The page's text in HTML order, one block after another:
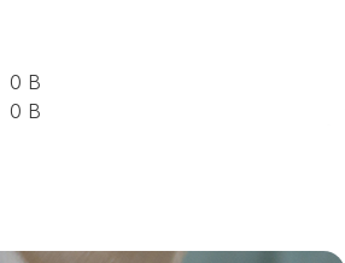
0 B
0 B